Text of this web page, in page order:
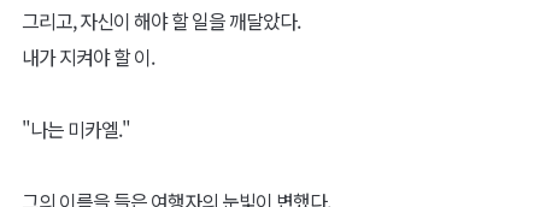
그리고, 자신이 해야 할 일을 깨달았다.
내가 지켜야 할 이.
"나는 미카엘."
그의 이름을 들은 여행자의 눈빛이 변했다.